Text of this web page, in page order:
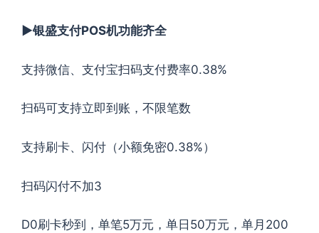
►银盛支付POS机功能齐全
支持微信、支付宝扫码支付费率0.38%
扫码可支持立即到账，不限笔数
支持刷卡、闪付（小额免密0.38%）
扫码闪付不加3
D0刷卡秒到，单笔5万元，单日50万元，单月200